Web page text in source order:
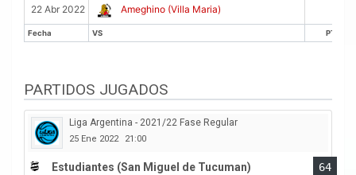
Fecha VS PTS
22 Abr 2022 Ameghino (Villa Maria)
Fecha VS PTS
PARTIDOS JUGADOS
Liga Argentina - 2021/22 Fase Regular
25 Ene 2022 21:00
Estudiantes (San Miguel de Tucuman)
64